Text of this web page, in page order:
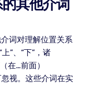
其他介词
词对理解位置关系
”、“下”，诸
在…前面）
视。这些介词在实